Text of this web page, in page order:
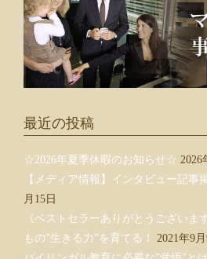
最近の投稿
☆2026年夏季休暇のお知らせ☆ 2026
【メディア情報】インタビュー記事
月15日
《ベストセラーありがとうございま
もの”生きる力”を育てる！
2021年9月